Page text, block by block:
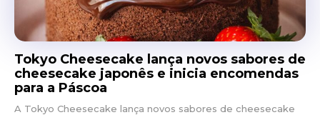
Tokyo Cheesecake lança novos sabores de
cheesecake japonês e inicia encomendas
para a Páscoa
A Tokyo Cheesecake lança novos sabores de cheesecake